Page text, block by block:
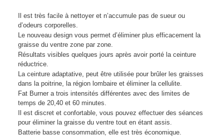
Il est très facile à nettoyer et n’accumule pas de sueur ou
d’odeurs corporelles.
Le nouveau design vous permet d’éliminer plus efficacement la
graisse du ventre zone par zone.
Résultats visibles quelques jours après avoir porté la ceinture
réductrice.
La ceinture adaptative, peut être utilisée pour brûler les graisses
dans la poitrine, la région lombaire et éliminer la cellulite.
Fat Burner a trois intensités différentes avec des limites de
temps de 20,40 et 60 minutes.
Il est discret et confortable, vous pouvez effectuer des séances
pour éliminer la graisse du ventre tout en étant assis.
Batterie basse consommation, elle est très économique.